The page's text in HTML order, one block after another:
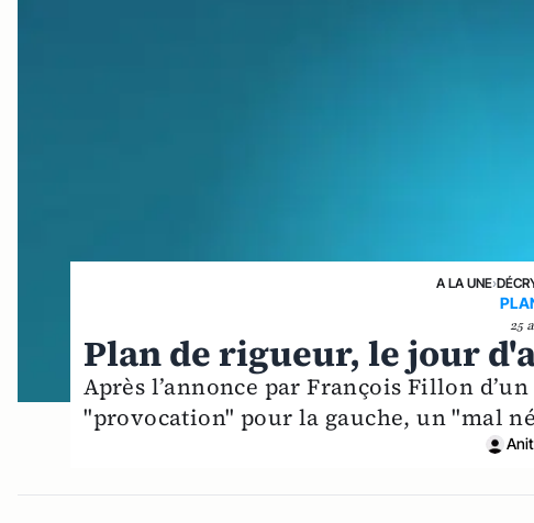
A LA UNE›
25
Plan de rigueur, le jour
Après l’annonce par François Fillon
"provocation" pour la gauche, un "mal